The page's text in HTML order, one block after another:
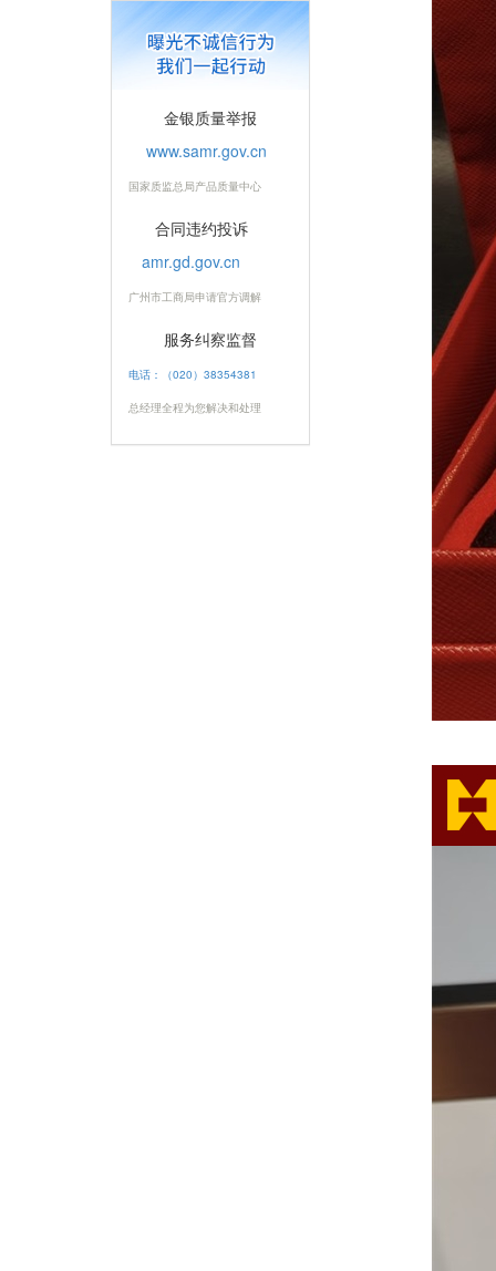
金银质量举报
www.samr.gov.cn
国家质监总局产品质量中心
合同违约投诉
amr.gd.gov.cn
广州市工商局申请官方调解
服务纠察监督
电话：（020）38354381
总经理全程为您解决和处理